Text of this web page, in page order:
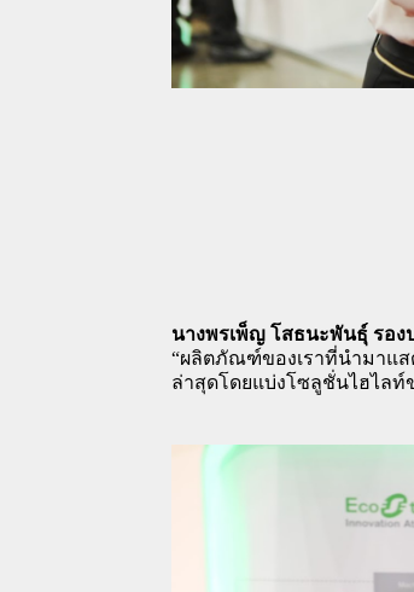
นางพรเพ็ญ โสธนะพันธุ์ รอง
“ผลิตภัณฑ์ของเราที่นำมาแสด
ล่าสุดโดยแบ่งโซลูชั่นไฮไลท์